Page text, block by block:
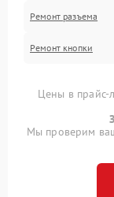
Ремонт разъема
Ремонт кнопки
Цены в прайс-
Мы проверим